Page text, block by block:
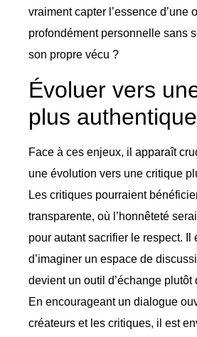
vraiment capter l’essence d’une
profondément personnelle sans
son propre vécu ?
Évoluer vers
plus authentique
Face à ces enjeux, il apparaît
une évolution vers une critique
Les critiques pourraient
transparente, où l’honnêteté
pour autant sacrifier le respect. Il
d’imaginer un espace de
devient un outil d’échange plutôt
En encourageant un dialogue
créateurs et les critiques, il est